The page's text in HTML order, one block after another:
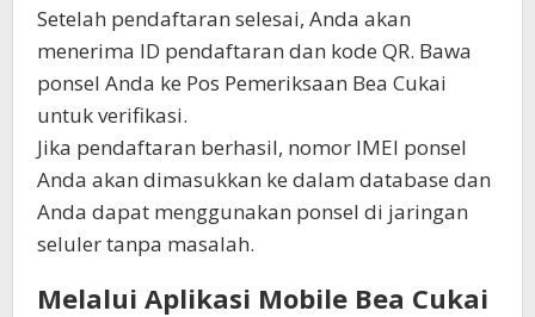
Setelah pendaftaran selesai, Anda akan
menerima ID pendaftaran dan kode QR. Bawa
ponsel Anda ke Pos Pemeriksaan Bea Cukai
untuk verifikasi.
Jika pendaftaran berhasil, nomor IMEI ponsel
Anda akan dimasukkan ke dalam database dan
Anda dapat menggunakan ponsel di jaringan
seluler tanpa masalah.
Melalui Aplikasi Mobile Bea Cukai